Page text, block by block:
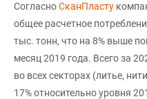
СогласноСканПласту
общее расчетное
тыс. тонн, что на 8% выше
месяц 2019 года. Всего за
во всех секторах (литье,
17% относительно уровня